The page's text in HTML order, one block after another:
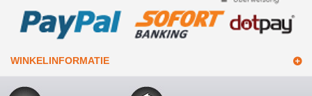
WINKELINFORMATIE